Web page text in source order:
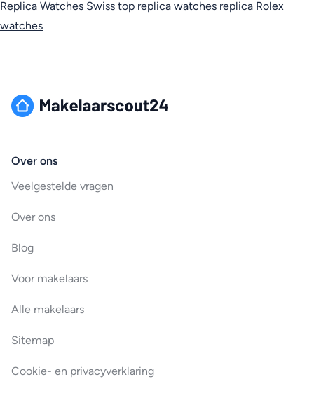
Replica Watches Swiss top replica watches replica Rolex
watches
Over ons
Veelgestelde vragen
Over ons
Blog
Voor makelaars
Alle makelaars
Sitemap
Cookie- en privacyverklaring